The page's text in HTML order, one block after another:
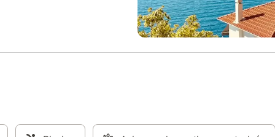
confort et praticité pendant
ne sont pas autorisés.